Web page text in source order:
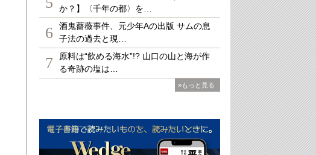
か？】〈千年の都〉を…
6
酒鬼薔薇事件、元少年Aの出版 サムの息
子法の過去と現…
7
原料は“飲める海水”!? 山口の山と海が作
る奇跡の塩は…
»もっと見る